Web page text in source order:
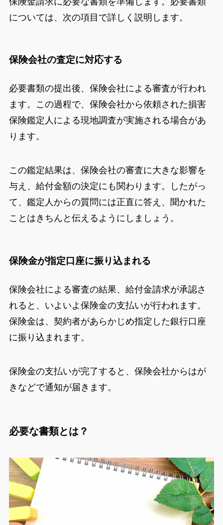
については、次の項目で詳しく説明します。
保険会社の査定に対応する
必要書類の提出後、保険会社による審査が行われ
ます。この過程で、保険会社から依頼された損害
保険鑑定人による現地調査が実施される場合があ
ります。
この鑑定結果は、保険会社の審査に大きな影響を
与え、給付金額の決定にも関わります。したがっ
て、鑑定人からの質問には正直に答え、聞かれた
ことはきちんと伝えるようにしましょう。
保険金が指定口座に振り込まれる
保険会社による審査の結果、給付金請求が承認さ
れると、いよいよ保険金の支払いが行われます。
保険金は、契約者があらかじめ指定した銀行口座
に振り込まれます。
保険金の支払いが完了すると、保険会社からはが
きなどで通知が届きます。
必要な書類とは？